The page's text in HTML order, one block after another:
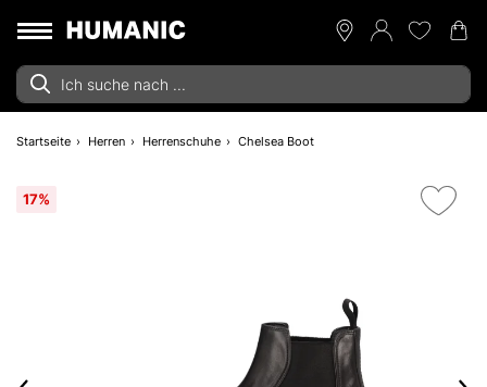
Startseite Herren Herrenschuhe Chelsea Boot
17%